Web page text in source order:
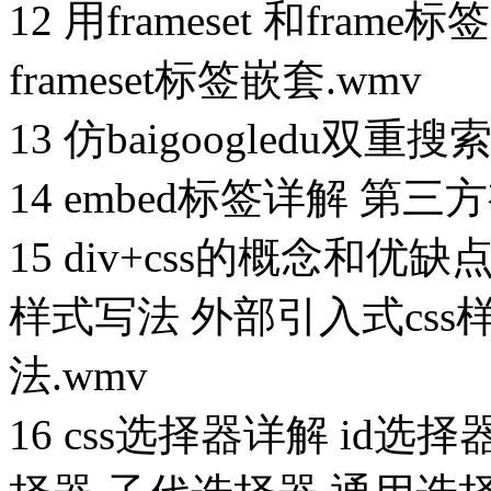
12 用frameset 和frame标
frameset标签嵌套.wmv
13 仿baigoogledu双重搜
14 embed标签详解 第三
15 div+css的概念和优缺
样式写法 外部引入式css
法.wmv
16 css选择器详解 id选择